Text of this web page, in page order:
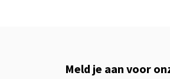
Meld je aan voor